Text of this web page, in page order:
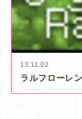
13.11.02
ラルフローレ